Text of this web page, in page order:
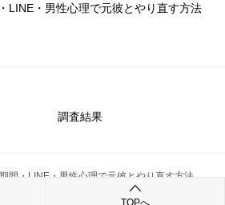
LINE・男性心理で元彼とやり直す方法
調査結果
間・LINE・男性心理で元彼とやり直す方法
TOPへ